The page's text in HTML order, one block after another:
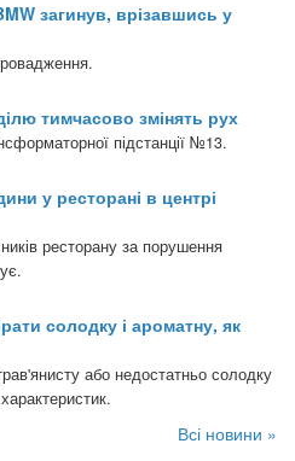
загинув, врізавшись у
тимчасово змінять рух
підстанції №13.
у ресторані в центрі
ресторану за порушення
солодку і ароматну, як
або недостатньо солодку
Всі новини »